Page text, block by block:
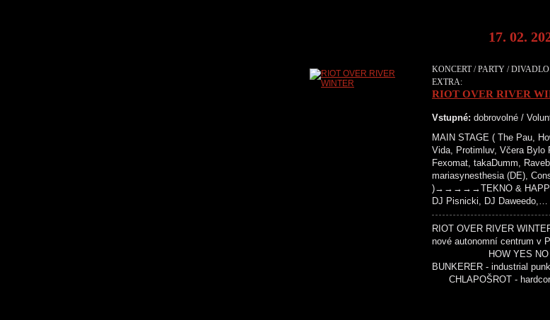
17. 02.
KONCERT / PARTY /
EXTRA:
RIOT OVER RIVER
Vstupné: dobrovolné /
MAIN STAGE ( The Pau,
Vida, Protimluv, Včera Bylo
Fexomat, takaDumm,
mariasynesthesia (DE),
)→→→→→TEKNO & HAPPY
DJ Pisnicki, DJ Daweedo,…
RIOT OVER RIVER
nové autonomní
HOW YES NO -
BUNKERER -
CHLAPOŠROT -